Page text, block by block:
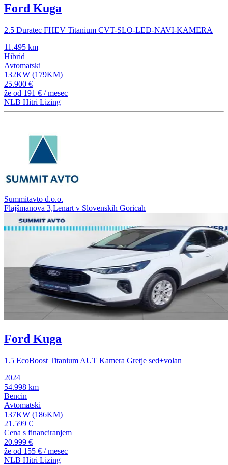
Ford Kuga
2.5 Duratec FHEV Titanium CVT-SLO-LED-NAVI-KAMERA
11.495 km
Hibrid
Avtomatski
132KW (179KM)
25.900 €
že od 191 € / mesec
NLB Hitri Lizing
Summitavto d.o.o.
Flajšmanova 3,Lenart v Slovenskih Goricah
Ford Kuga
1.5 EcoBoost Titanium AUT Kamera Gretje sed+volan
2024
54.998 km
Bencin
Avtomatski
137KW (186KM)
21.599 €
Cena s financiranjem
20.999 €
že od 155 € / mesec
NLB Hitri Lizing